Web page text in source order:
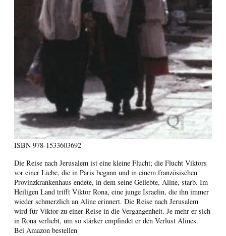
ISBN 978-1533603692
Die Reise nach Jerusalem ist eine kleine Flucht; die Flucht Viktors
vor einer Liebe, die in Paris begann und in einem französischen
Provinzkrankenhaus endete, in dem seine Geliebte, Aline, starb. Im
Heiligen Land trifft Viktor Rona, eine junge Israelin, die ihn immer
wieder schmerzlich an Aline erinnert. Die Reise nach Jerusalem
wird für Viktor zu einer Reise in die Vergangenheit. Je mehr er sich
in Rona verliebt, um so stärker empfindet er den Verlust Alines.
Bei Amazon bestellen